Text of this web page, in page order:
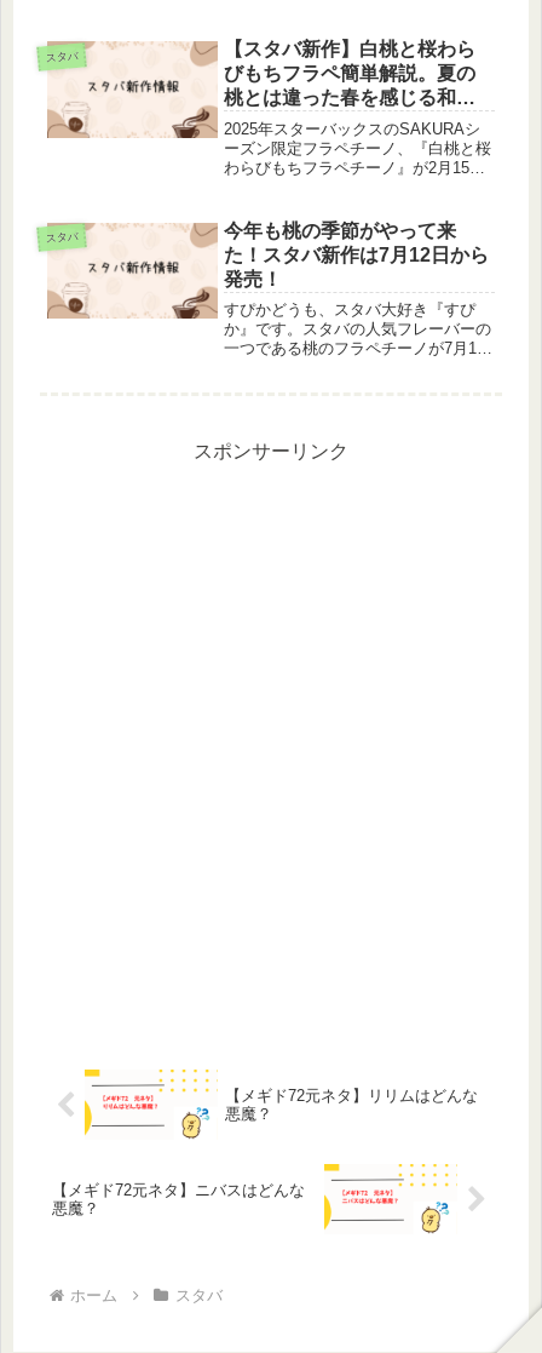
せた贅沢な新作ビバレッジが2種類登
場し、今からバレンタイン気分を味...
スタバ
【スタバ新作】白桃と桜わら
びもちフラペ簡単解説。夏の
桃とは違った春を感じる和テ
イスト
2025年スターバックスのSAKURAシ
ーズン限定フラペチーノ、『白桃と桜
わらびもちフラペチーノ』が2月15日
替わりは、さくらと桃という意外な組
み合わせ。この記事ではSAK...
スタバ
今年も桃の季節がやって来
た！スタバ新作は7月12日から
発売！
すぴかどうも、スタバ大好き『すぴ
か』です。スタバの人気フレーバーの
一つである桃のフラペチーノが7月12
スポンサーリンク
【メギド72元ネタ】リリムはどんな
悪魔？
【メギド72元ネタ】ニバスはどんな
悪魔？
ホーム スタバ